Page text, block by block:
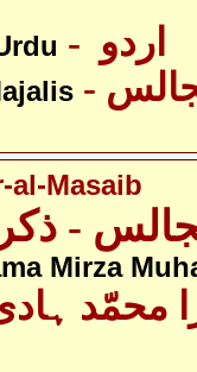
al-Masaib
Mirza